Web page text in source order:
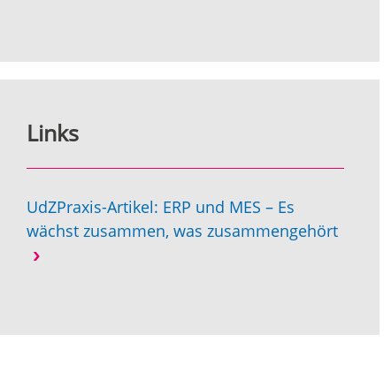
Links
UdZPraxis-Artikel: ERP und MES – Es
wächst zusammen, was zusammengehört